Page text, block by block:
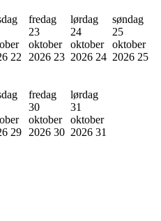
22
fredag
23
oktober
2026 23
lørdag
24
oktober
2026 24
søndag
25
oktober
2026 25
29
fredag
30
oktober
2026 30
lørdag
31
oktober
2026 31